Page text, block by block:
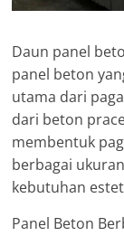
Daun panel
panel beton
utama dari
dari beton
membentuk
berbagai
kebutuhan
Panel Beton